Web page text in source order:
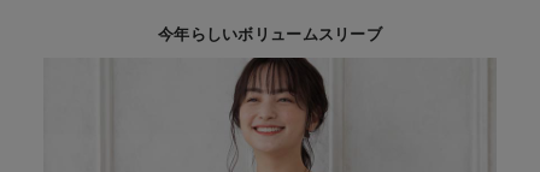
今年らしいボリュームスリーブ